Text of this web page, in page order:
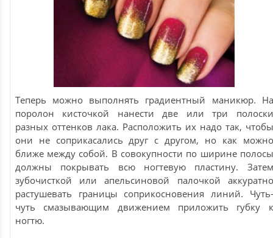
Теперь можно выполнять градиентный маникюр. На
поролон кисточкой нанести две или три полоски
разных оттенков лака. Расположить их надо так, чтобы
они не соприкасались друг с другом, но как можно
ближе между собой. В совокупности по ширине полосы
должны покрывать всю ногтевую пластину. Затем
зубочисткой или апельсиновой палочкой аккуратно
растушевать границы соприкосновения линий. Чуть-
чуть смазывающим движением приложить губку к
ногтю.